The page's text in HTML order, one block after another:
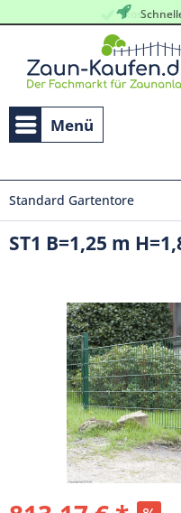
Menü
Standard Gartentore
ST1 B=1,25 m